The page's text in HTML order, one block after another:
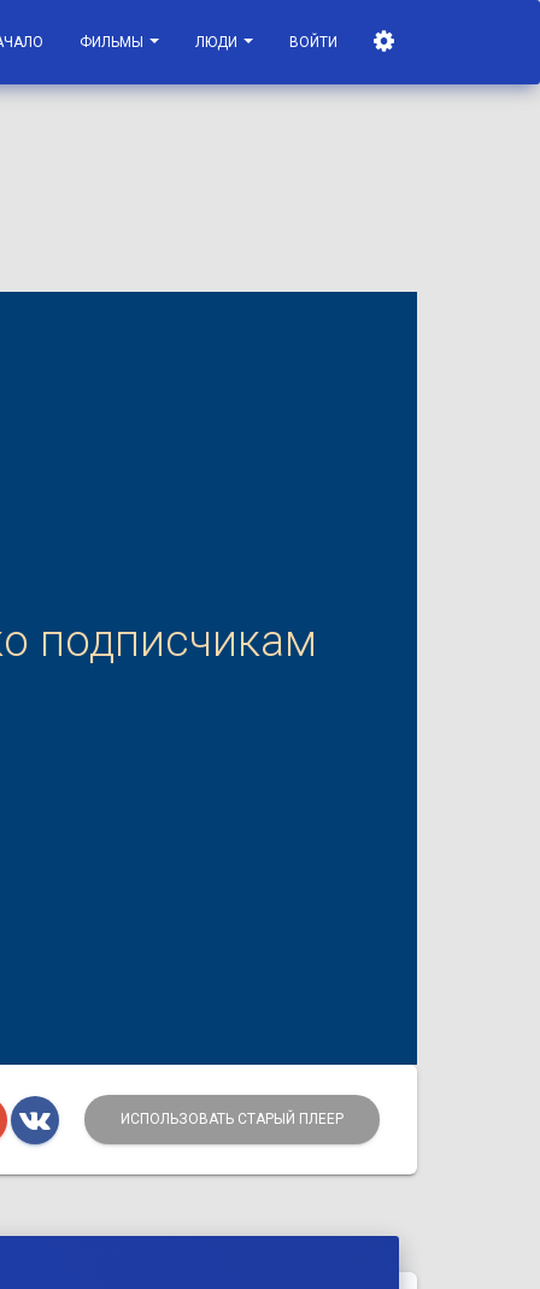
ФИЛЬМЫ ЛЮДИ ВОЙТИ
подписчикам
ИСПОЛЬЗОВАТЬ СТАРЫЙ ПЛЕЕР